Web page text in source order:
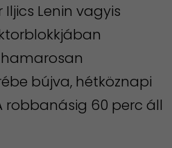
Lenin vagyis
bújva, hétköznapi
60 perc áll